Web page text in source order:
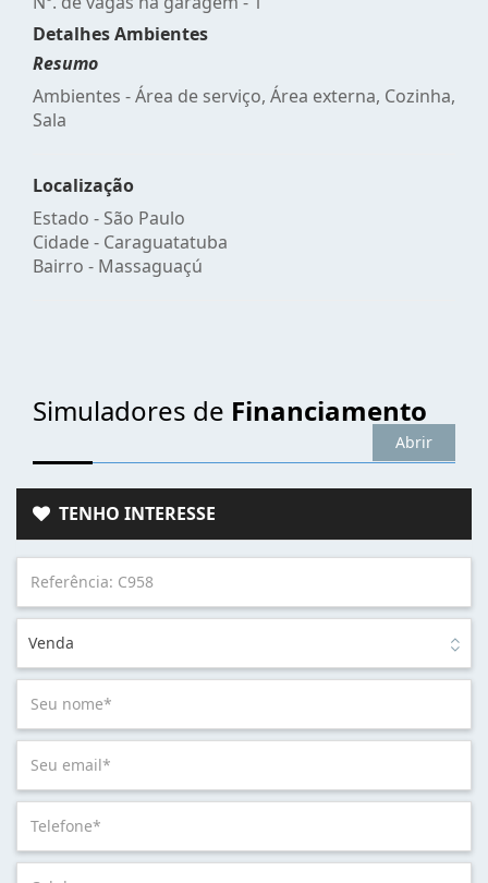
Detalhes Ambientes
Resumo
Ambientes - Área de serviço, Área externa, Cozinha,
Sala
Localização
Estado - São Paulo
Cidade - Caraguatatuba
Bairro - Massaguaçú
Simuladores de Financiamento
Abrir
TENHO INTERESSE
Venda